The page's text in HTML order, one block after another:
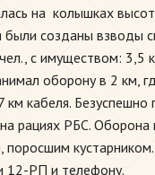
на колышках
были созданы взводы
с имуществом: 3,5
оборону в 2 км,
км кабеля. Безуспешно
на рациях РБС.
поросшим
12-РП и телефону.